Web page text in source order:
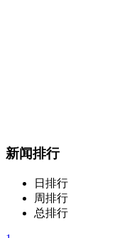
新闻排行
日排行
周排行
总排行